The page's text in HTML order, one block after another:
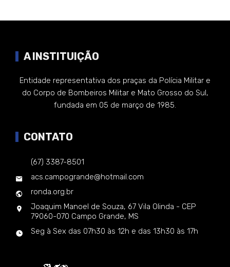
A INSTITUIÇÃO
Entidade representativa dos praças da Polícia Militar e
do Corpo de Bombeiros Militar e Mato Grosso do Sul,
fundada em 05 de março de 1985.
CONTATO
(67) 3387-8501
acs.campogrande@hotmail.com
ronda.org.br
Joaquim Manoel de Souza, 67 Vila Olinda - CEP
79060-070 Campo Grande, MS
Seg à Sex das 07h30 às 12h e das 13h30 às 17h